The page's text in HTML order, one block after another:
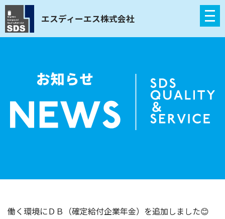
エスディーエス株式会社
働く環境にＤＢ（確定給付企業年金）を追加しました😊